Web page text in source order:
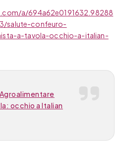
a/694a62e0191632.98288
salute-confeuro-
a-tavola-occhio-a-italian-
occhio a Italian